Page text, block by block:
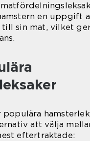
en uppgift
sin mat, vilket
att välja
eftertraktade: